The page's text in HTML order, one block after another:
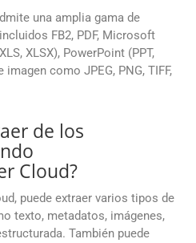
una amplia gama de
FB2, PDF, Microsoft
XLSX), PowerPoint (PPT,
como JPEG, PNG, TIFF,
de los
Cloud?
puede extraer varios tipos de
texto, metadatos, imágenes,
También puede